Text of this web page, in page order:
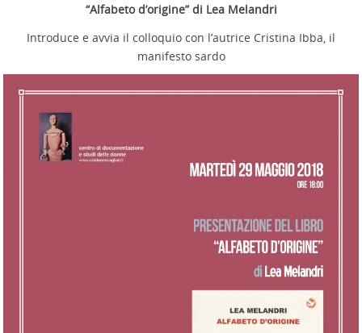
“Alfabeto d’origine” di Lea Melandri
Introduce e avvia il colloquio con l’autrice Cristina Ibba, il
manifesto sardo